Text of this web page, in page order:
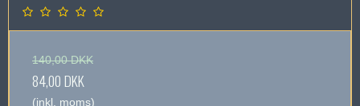
140,00 DKK
84,00 DKK
(inkl. moms)